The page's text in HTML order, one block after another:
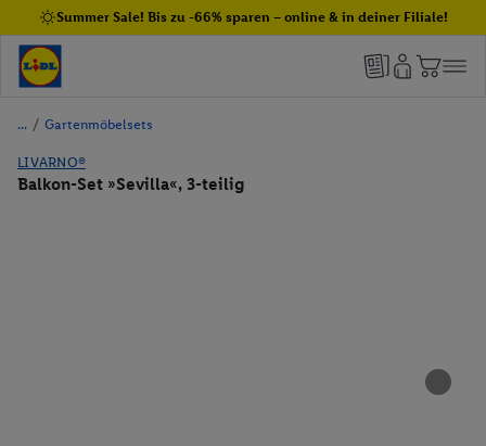
Summer Sale! Bis zu -66% sparen – online & in deiner Filiale!
/ Gartenmöbelsets
LIVARNO®
Balkon-Set »Sevilla«, 3-teilig